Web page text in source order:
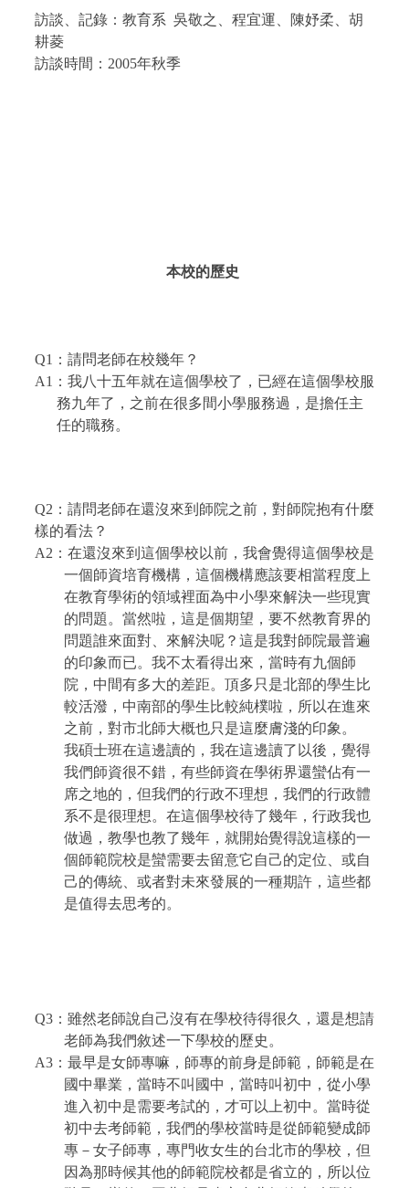
訪談、記錄：教育系 吳敬之、程宜運、陳妤柔、胡
耕菱
訪談時間： 2005年秋季
本校的歷史
Q1 ：請問老師在校幾年？
A1 ：我八十五年就在這個學校了，已經在這個學校服
務九年了，之前在很多間小學服務過，是擔任主
任的職務。
Q2 ：請問老師在還沒來到師院之前，對師院抱有什麼
樣的看法？
A2 ：在還沒來到這個學校以前，我會覺得這個學校是
一個師資培育機構，這個機構應該要相當程度上
在教育學術的領域裡面為中小學來解決一些現實
的問題。當然啦，這是個期望，要不然教育界的
問題誰來面對、來解決呢？這是我對師院最普遍
的印象而已。我不太看得出來，當時有九個師
院，中間有多大的差距。頂多只是北部的學生比
較活潑，中南部的學生比較純樸啦，所以在進來
之前，對市北師大概也只是這麼膚淺的印象。
我碩士班在這邊讀的，我在這邊讀了以後，覺得
我們師資很不錯，有些師資在學術界還蠻佔有一
席之地的，但我們的行政不理想，我們的行政體
系不是很理想。在這個學校待了幾年，行政我也
做過，教學也教了幾年，就開始覺得說這樣的一
個師範院校是蠻需要去留意它自己的定位、或自
己的傳統、或者對未來發展的一種期許，這些都
是值得去思考的。
Q3 ：雖然老師說自己沒有在學校待得很久，還是想請
老師為我們敘述一下學校的歷史。
A3 ：最早是女師專嘛，師專的前身是師範，師範是在
國中畢業，當時不叫國中，當時叫初中，從小學
進入初中是需要考試的，才可以上初中。當時從
初中去考師範，我們的學校當時是從師範變成師
專－女子師專，專門收女生的台北市的學校，但
因為那時候其他的師範院校都是省立的，所以位